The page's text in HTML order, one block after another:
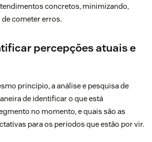
concretos, minimizando,
cometer erros.
percepções atuais e
princípio, a análise e pesquisa de
de identificar o que está
no momento, e quais são as
para os períodos que estão por vir.